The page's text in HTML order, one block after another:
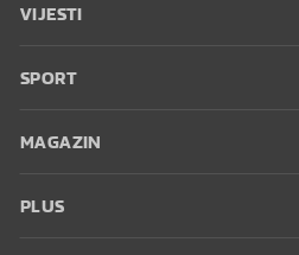
VIJESTI
SPORT
MAGAZIN
PLUS